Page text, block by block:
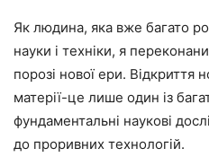
Як людина, яка вже багато
науки і техніки, я
порозі нової ери. Відкриття
матерії-це лише один із
фундаментальні наукові
до проривних технологій.